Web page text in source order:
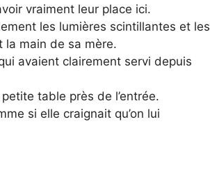
vraiment leur place ici.
les lumières scintillantes et les
main de sa mère.
avaient clairement servi depuis
table près de l’entrée.
si elle craignait qu’on lui